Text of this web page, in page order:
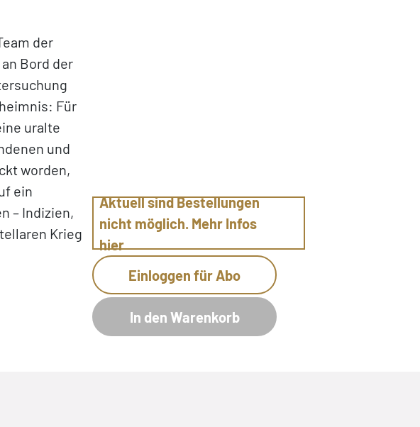
der
Bord der
Für
uralte
und
worden,
ein
– Indizien,
Krieg
Aktuell sind Bestellungen
nicht möglich. Mehr Infos
hier
Einloggen für Abo
In den Warenkorb